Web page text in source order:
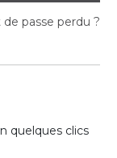
de passe perdu ?
quelques clics